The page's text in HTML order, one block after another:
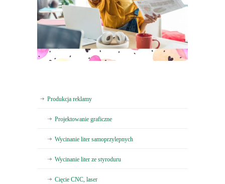
Produkcja reklamy
Projektowanie graficzne
Wycinanie liter samoprzylepnych
Wycinanie liter ze styroduru
Cięcie CNC, laser